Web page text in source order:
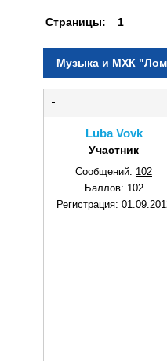
Страницы: 1
Музыка и МХК
Luba Vovk
Участник
Сообщений: 102
Баллов: 102
Регистрация: